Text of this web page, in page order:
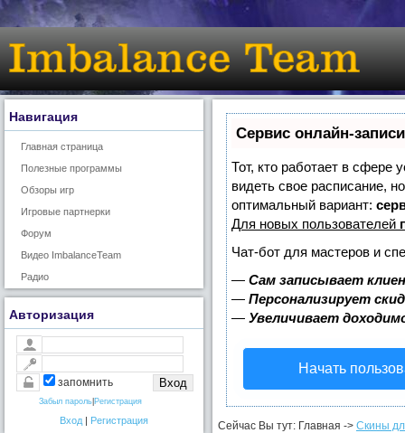
Навигация
Главная страница
Полезные программы
Обзоры игр
Игровые партнерки
Форум
Видео ImbalanceTeam
Радио
Авторизация
запомнить
Забыл пароль Регистрация
Вход | Регистрация
Сервис онлайн-
Тот, кто работает в сфере
видеть свое расписание,
оптимальный вариант:
Для новых пользователей
Чат-бот для мастеров и
— Сам записывает
— Персонализирует
— Увеличивает
Начать
Сейчас Вы тут: Главная -> Скины